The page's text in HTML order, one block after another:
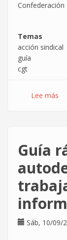
Confederación
Temas
acción sindical
guía
cgt
Lee más
de
Guía
Sáb, 10/09/